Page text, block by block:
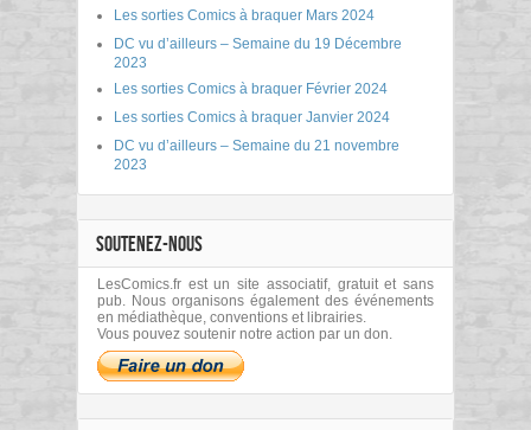
Les sorties Comics à braquer Mars 2024
DC vu d’ailleurs – Semaine du 19 Décembre
2023
Les sorties Comics à braquer Février 2024
Les sorties Comics à braquer Janvier 2024
DC vu d’ailleurs – Semaine du 21 novembre
2023
SOUTENEZ-NOUS
LesComics.fr est un site associatif, gratuit et sans
pub. Nous organisons également des événements
en médiathèque, conventions et librairies.
Vous pouvez soutenir notre action par un don.